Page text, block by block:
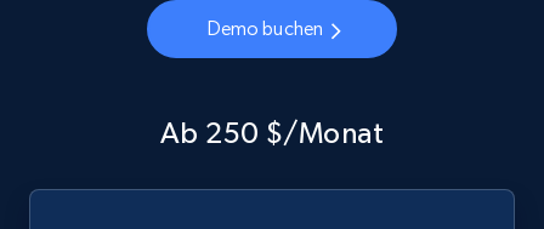
Demo buchen
Ab 250 $/Monat